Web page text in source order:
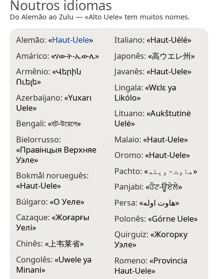
Noutros idiomas
Do Alemão ao Zulu — «Alto Uele» tem muitos nomes.
Alemão:«Haut-Uele»
Amárico:«ሃውት-ኤውሌ»
Armênio:«Վերին
Ուելե»
Azerbaijano:«Yuxarı
Uele»
Bengali:«হট-উয়েলে»
Bielorrusso:
«Правінцыя Верхняе
Уэле»
Bokmål norueguês:
«Haut-Uele»
Búlgaro:«О Уеле»
Cazaque:«Жоғарғы
Уелі»
Chinês:«上韦莱省»
Congolês:«Uwele ya
Minani»
Italiano:«Haut-Uélé»
Japonês:«高ウエレ州»
Javanês:«Haut-Uele»
Lingala:«Wɛlɛ ya
Likólo»
Lituano:«Aukštutinė
Uelė»
Malaio:«Haut-Uele»
Oromo:«Haut-Uele»
Pachto:«هاوت - وېله»
Panjabi:«ਹੌਟ-ਊਏਲੇ»
Persa:«هاوت اوله»
Polonês:«Górne Uele»
Quirguiz:«Жогорку
Уэле»
Romeno:«Provincia
Haut-Uele»